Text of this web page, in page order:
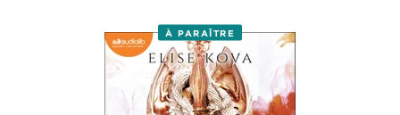
À PARAÎTRE